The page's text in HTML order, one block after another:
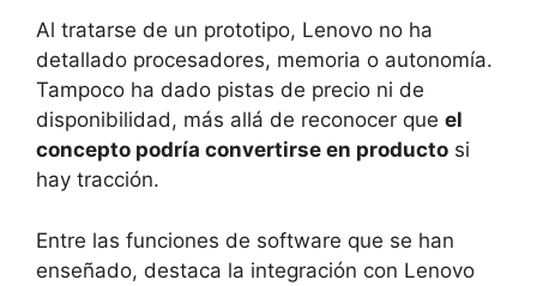
Al tratarse de un prototipo, Lenovo no ha
detallado procesadores, memoria o autonomía.
Tampoco ha dado pistas de precio ni de
disponibilidad, más allá de reconocer que el
concepto podría convertirse en producto si
hay tracción.
Entre las funciones de software que se han
enseñado, destaca la integración con Lenovo